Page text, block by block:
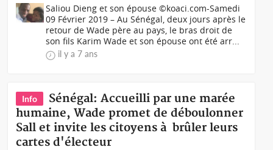
Saliou Dieng et son épouse ©koaci.com-Samedi
09 Février 2019 – Au Sénégal, deux jours après le
retour de Wade père au pays, le bras droit de
son fils Karim Wade et son épouse ont été arr...
il y a 7 ans
Info
Sénégal: Accueilli par une marée
humaine, Wade promet de déboulonner
Sall et invite les citoyens à brûler leurs
cartes d'électeur